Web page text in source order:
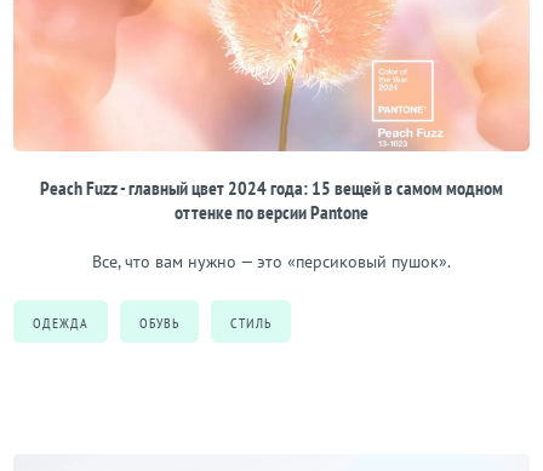
Peach Fuzz - главный цвет 2024 года: 15 вещей в самом модном
оттенке по версии Pantone
Все, что вам нужно — это «персиковый пушок».
ОДЕЖДА ОБУВЬ СТИЛЬ